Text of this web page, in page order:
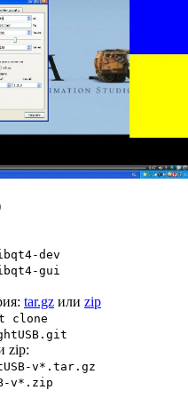
dev
gui
tar.gz или zip
clone
zip:
v*.tar.gz
v*.zip